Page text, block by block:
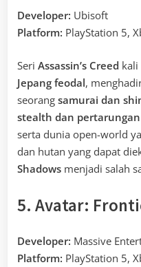
Developer: Ubisoft
Platform: PlayStation 5,
Seri Assassin’s Creed
Jepang feodal,
seorang samurai dan
stealth dan
serta dunia open-world
dan hutan yang dapat
Shadows menjadi salah
5. Avatar:
Developer: Massive
Platform: PlayStation 5,